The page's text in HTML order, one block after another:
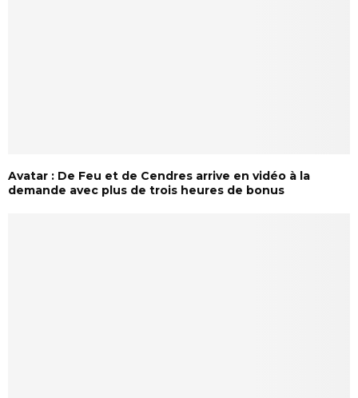
Avatar : De Feu et de Cendres arrive en vidéo à la
demande avec plus de trois heures de bonus